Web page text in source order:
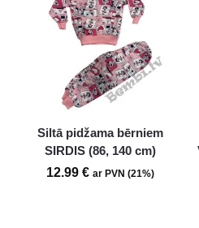
Siltā pidžama bērniem
SIRDIS (86, 140 cm)
12.99 € ar PVN (21%)